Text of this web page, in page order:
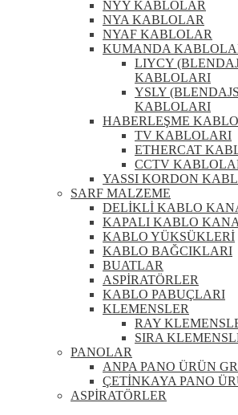
NYY KABLOLAR
NYA KABLOLAR
NYAF KABLOLAR
KUMANDA
LIYCY
KABLOLARI
YSLY
KABLOLARI
HABERLEŞME
TV KABLOLARI
ETHERCAT
CCTV
YASSI KORDON
SARF MALZEME
DELİKLİ KABLO
KAPALI KABLO
KABLO YÜKSÜKLERİ
KABLO BAĞCIKLARI
BUATLAR
ASPİRATÖRLER
KABLO PABUÇLARI
KLEMENSLER
RAY
SIRA
PANOLAR
ANPA PANO ÜRÜN
ÇETİNKAYA PANO
ASPİRATÖRLER